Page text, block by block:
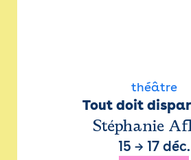
théâtre
Tout doit
Stéphanie
15 → 17 déc.